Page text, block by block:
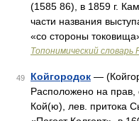
(1585 86), в 1859 г.
части названия
«со стороны
Топонимический словарь
49 Койгородок —
Расположено на прав,
Кой(ю), лев. притока